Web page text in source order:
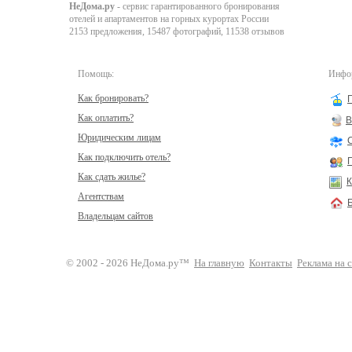
НеДома.ру - сервис гарантированного бронирования
отелей и апартаментов на горных курортах России
2153 предложения, 15487 фотографий, 11538 отзывов
Помощь:
Как бронировать?
Как оплатить?
Юридическим лицам
Как подключить отель?
Как сдать жилье?
Агентствам
Владельцам сайтов
© 2002 - 2026 НеДома.ру™ На главную Контакты Реклама на